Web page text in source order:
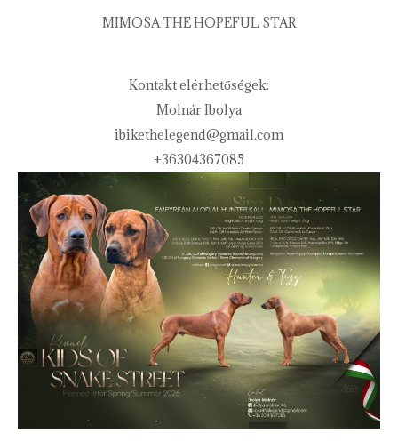
MIMOSA THE HOPEFUL STAR
Kontakt elérhetőségek:
Molnár Ibolya
ibikethelegend@gmail.com
+36304367085